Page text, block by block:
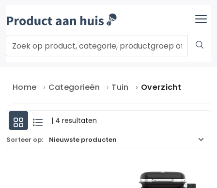
Home Categorieën Tuin Overzicht
| 4 resultaten
Sorteer op: